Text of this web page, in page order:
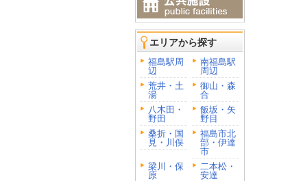
エリアから探す
福島駅周
辺
南福島駅
周辺
荒井・土
湯
御山・森
合
八木田・
野田
飯坂・矢
野目
桑折・国
見・川俣
福島市北
部・伊達
市
梁川・保
原
二本松・
安達